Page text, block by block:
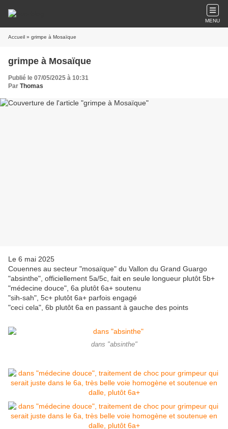
MENU
Accueil » grimpe à Mosaïque
grimpe à Mosaïque
Publié le 07/05/2025 à 10:31
Par Thomas
Le 6 mai 2025
Couennes au secteur "mosaïque" du Vallon du Grand Guargo
"absinthe", officiellement 5a/5c, fait en seule longueur plutôt 5b+
"médecine douce", 6a plutôt 6a+ soutenu
"sih-sah", 5c+ plutôt 6a+ parfois engagé
"ceci cela", 6b plutôt 6a en passant à gauche des points
dans "absinthe"